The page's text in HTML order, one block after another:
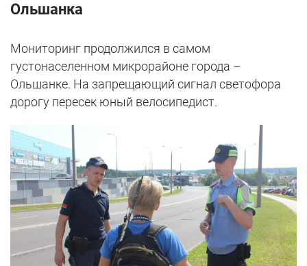
Ольшанка
Мониторинг продолжился в самом
густонаселенном микрорайоне города –
Ольшанке. На запрещающий сигнал светофора
дорогу пересек юный велосипедист.